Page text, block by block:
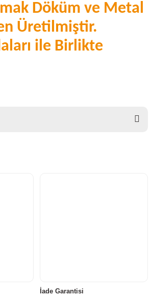
Döküm ve Metal
Üretilmiştir.
ile Birlikte
İade Garantisi